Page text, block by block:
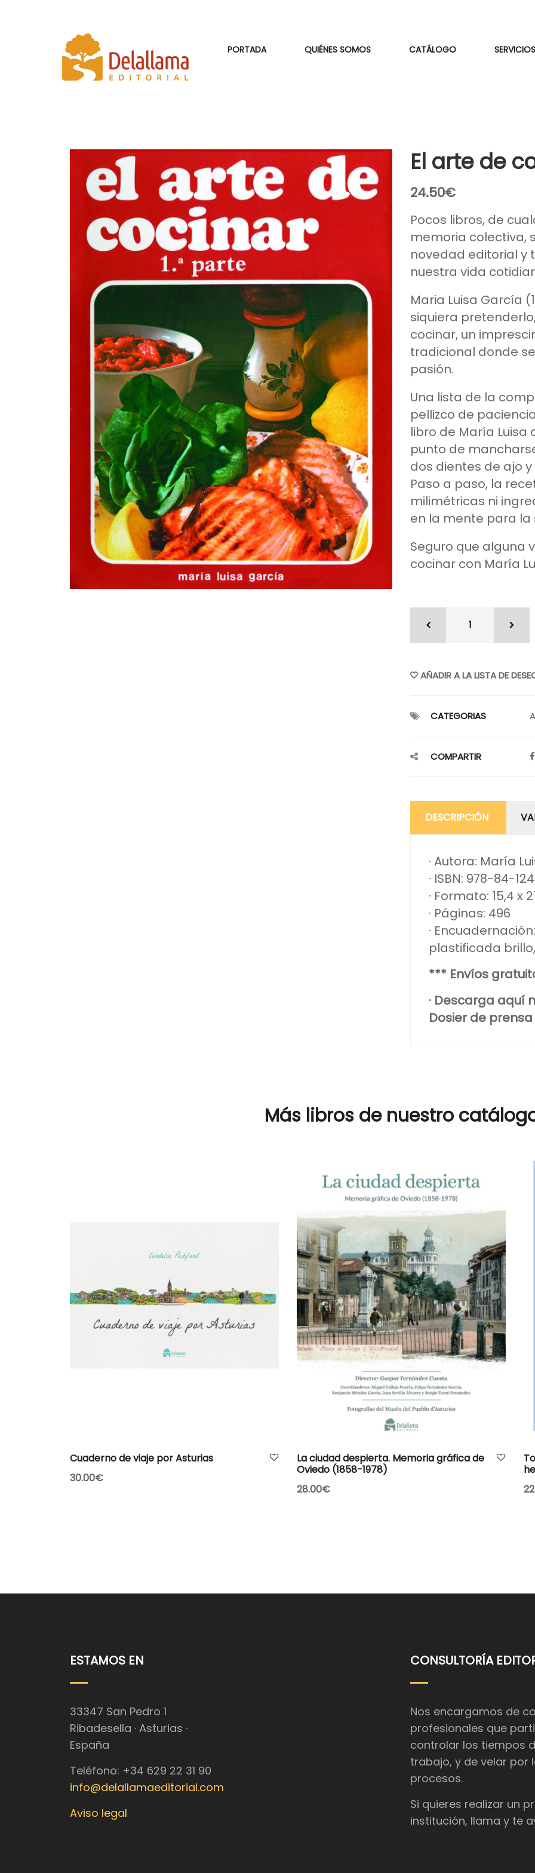
PORTADA QUIÉNES SOMOS CATÁLOGO
El arte de
24.50€
Pocos libros, de
memoria colectiva,
novedad editorial y
nuestra vida
Maria Luisa García
siquiera
cocinar, un
tradicional donde
pasión.
Una lista de la
pellizco de
libro de María
punto de
dos dientes de ajo
Paso a paso, la
milimétricas ni
en la mente para la
Seguro que alguna
cocinar con María
AÑADIR A LA LISTA DE
CATEGORIAS
COMPARTIR
DESCRIPCIÓN
· Autora: María
· ISBN: 978-84-
· Formato: 15,4 x
· Páginas: 496
·
plastificada
*** Envíos
· Descarga aquí
Dosier de prensa
Más libros de nuestro
Cuaderno de viaje por Asturias
30.00€
La ciudad despierta. Memoria gráfica de
Oviedo (1858-1978)
28.00€
ESTAMOS EN
33347 San Pedro 1
Ribadesella · Asturias ·
España
Teléfono: +34 629 22 31 90
info@delallamaeditorial.com
Aviso legal
CONSULTORÍA
Nos encargamos de
profesionales que
controlar los tiempos
trabajo, y de velar por
procesos.
Si quieres realizar un
institución, llama y te